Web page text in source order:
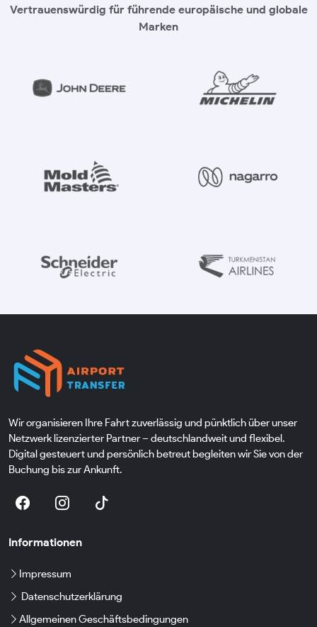
Vertrauenswürdig für führende europäische und globale
Marken
Wir organisieren Ihre Fahrt zuverlässig und pünktlich über unser
Netzwerk lizenzierter Partner – deutschlandweit und flexibel.
Digital gesteuert und persönlich betreut begleiten wir Sie von der
Buchung bis zur Ankunft.
Informationen
Impressum
Datenschutzerklärung
Allgemeinen Geschäftsbedingungen